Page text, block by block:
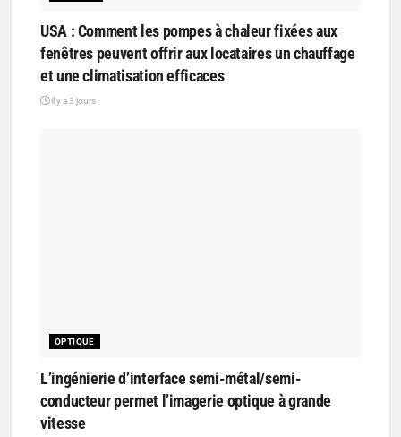
USA : Comment les pompes à chaleur fixées aux
fenêtres peuvent offrir aux locataires un chauffage
et une climatisation efficaces
il y a 3 jours
OPTIQUE
L’ingénierie d’interface semi-métal/semi-
conducteur permet l’imagerie optique à grande
vitesse